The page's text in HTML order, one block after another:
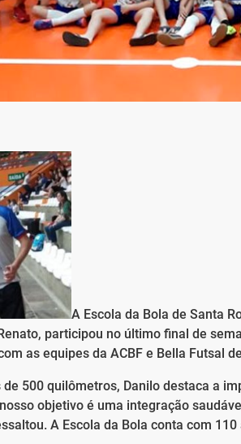
A Escola da Bola de Santa
participou no último final de
as equipes da ACBF e Bella Futsal
500 quilômetros, Danilo destaca a
objetivo é uma integração
A Escola da Bola conta com